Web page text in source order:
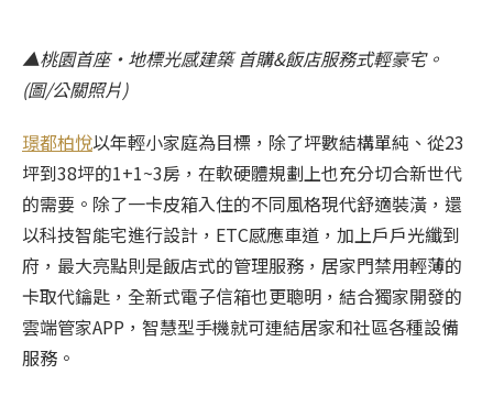
▲桃園首座‧地標光感建築 首購&飯店服務式輕豪宅。
(圖/公關照片)
璟都柏悅以年輕小家庭為目標，除了坪數結構單純、從23
坪到38坪的1+1~3房，在軟硬體規劃上也充分切合新世代
的需要。除了一卡皮箱入住的不同風格現代舒適裝潢，還
以科技智能宅進行設計，ETC感應車道，加上戶戶光纖到
府，最大亮點則是飯店式的管理服務，居家門禁用輕薄的
卡取代鑰匙，全新式電子信箱也更聰明，結合獨家開發的
雲端管家APP，智慧型手機就可連結居家和社區各種設備
服務。